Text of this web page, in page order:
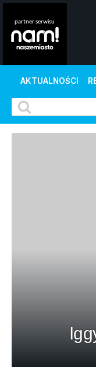
AKTUALNOŚCI